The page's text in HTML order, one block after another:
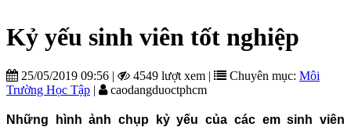
Kỷ yếu sinh viên tốt nghiệp
25/05/2019 09:56 | 4549 lượt xem | Chuyên mục: Môi
Trường Học Tập | caodangduoctphcm
Những hình ảnh chụp kỷ yếu của các em sinh viên